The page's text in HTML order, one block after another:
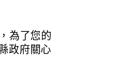
為了您的
政府關心